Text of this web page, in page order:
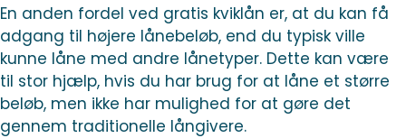
En anden fordel ved gratis kviklån er, at du kan få
adgang til højere lånebeløb, end du typisk ville
kunne låne med andre lånetyper. Dette kan være
til stor hjælp, hvis du har brug for at låne et større
beløb, men ikke har mulighed for at gøre det
gennem traditionelle långivere.